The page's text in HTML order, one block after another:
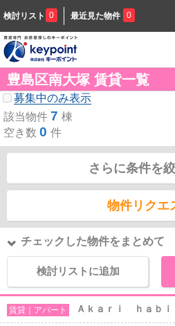
検討リスト 0 最近見た物件 0
豊島区南大塚 賃貸一覧
募集中のみ表示
該当物件 7 棟
空き数 0 件
さらに条件を
物件リクエ
チェックした物件をまとめて
検討リストに追加
賃貸｜アパート Ａｋａｒｉ ｈａｂ